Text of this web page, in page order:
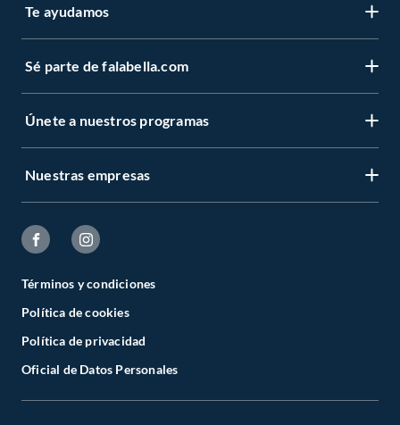
Te ayudamos
Sé parte de falabella.com
Únete a nuestros programas
Nuestras empresas
Términos y condiciones
Política de cookies
Política de privacidad
Oficial de Datos Personales